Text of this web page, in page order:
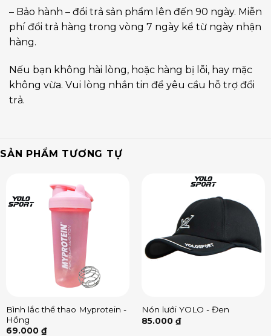
– Bảo hành – đổi trả sản phẩm lên đến 90 ngày. Miễn
phí đổi trả hàng trong vòng 7 ngày kể từ ngày nhận
hàng.
Nếu bạn không hài lòng, hoặc hàng bị lỗi, hay mặc
không vừa. Vui lòng nhắn tin để yêu cầu hỗ trợ đổi
trả.
SẢN PHẨM TƯƠNG TỰ
Bình lắc thể thao Myprotein -
Hồng
69.000 ₫
Nón lưới YOLO - Đen
85.000 ₫